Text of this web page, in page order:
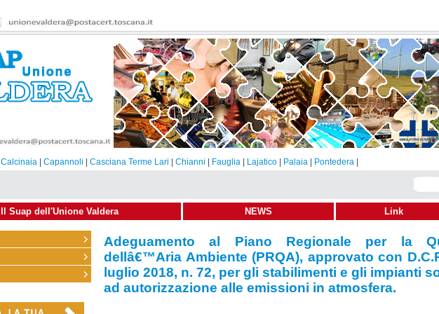
Calcinaia Capannoli Casciana Terme Lari Chianni Fauglia Lajatico Palaia Pontedera
Il Suap dell'Unione Valdera NEWS Link
Adeguamento al Piano Regionale per la
dellâ€™Aria Ambiente (PRQA), approvato con
luglio 2018, n. 72, per gli stabilimenti e gli impianti
ad autorizzazione alle emissioni in atmosfera.
07-11-2022 Condividi Invia Stampa